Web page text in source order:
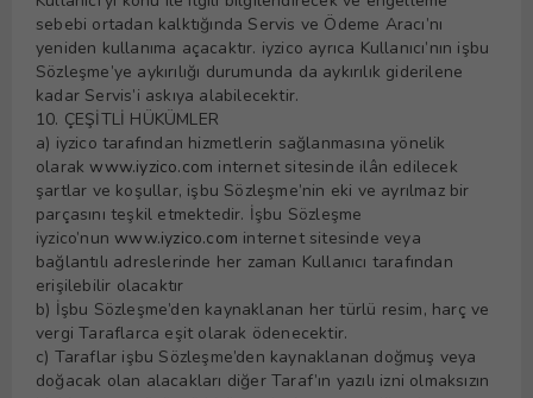
sebebi ortadan kalktığında Servis ve Ödeme Aracı’nı
yeniden kullanıma açacaktır. iyzico ayrıca Kullanıcı’nın işbu
Sözleşme’ye aykırılığı durumunda da aykırılık giderilene
kadar Servis’i askıya alabilecektir.
10. ÇEŞİTLİ HÜKÜMLER
a) iyzico tarafından hizmetlerin sağlanmasına yönelik
olarakwww.iyzico.com internet sitesinde ilân edilecek
şartlar ve koşullar, işbu Sözleşme’nin eki ve ayrılmaz bir
parçasını teşkil etmektedir. İşbu Sözleşme
iyzico’nunwww.iyzico.com internet sitesinde veya
bağlantılı adreslerinde her zaman Kullanıcı tarafından
erişilebilir olacaktır
b) İşbu Sözleşme’den kaynaklanan her türlü resim, harç ve
vergi Taraflarca eşit olarak ödenecektir.
c) Taraflar işbu Sözleşme’den kaynaklanan doğmuş veya
doğacak olan alacakları diğer Taraf’ın yazılı izni olmaksızın